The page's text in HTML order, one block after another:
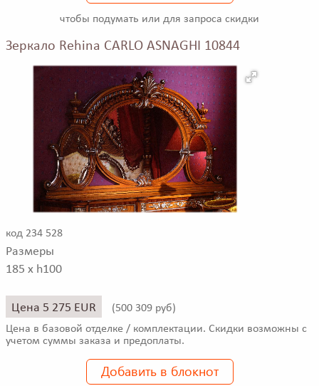
чтобы подумать или для запроса скидки
Зеркало Rehina CARLO ASNAGHI 10844
код 234 528
Размеры
185 x h100
Цена 5 275 EUR (500 309 руб)
Цена в базовой отделке / комплектации. Скидки возможны с
учетом суммы заказа и предоплаты.
Добавить в блокнот